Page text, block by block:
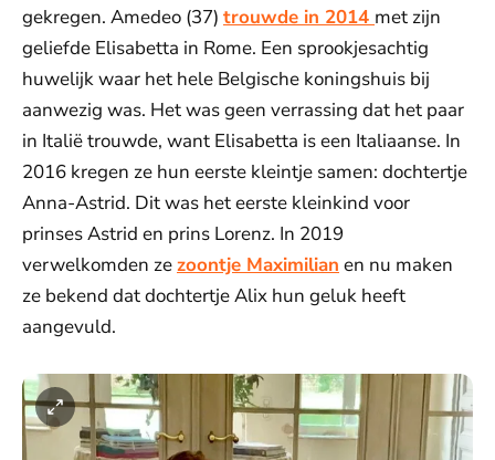
gekregen. Amedeo (37) trouwde in 2014 met zijn
geliefde Elisabetta in Rome. Een sprookjesachtig
huwelijk waar het hele Belgische koningshuis bij
aanwezig was. Het was geen verrassing dat het paar
in Italië trouwde, want Elisabetta is een Italiaanse. In
2016 kregen ze hun eerste kleintje samen: dochtertje
Anna-Astrid. Dit was het eerste kleinkind voor
prinses Astrid en prins Lorenz. In 2019
verwelkomden zezoontje Maximilian en nu maken
ze bekend dat dochtertje Alix hun geluk heeft
aangevuld.